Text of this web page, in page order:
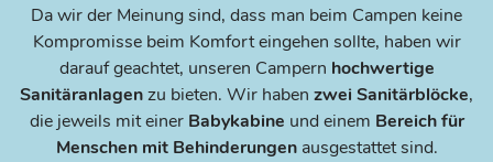
Da wir der Meinung sind, dass man beim Campen keine
Kompromisse beim Komfort eingehen sollte, haben wir
darauf geachtet, unseren Campern hochwertige
Sanitäranlagenzu bieten. Wir haben zwei Sanitärblöcke,
die jeweils mit einerBabykabine und einem Bereich für
Menschen mit Behinderungenausgestattet sind.